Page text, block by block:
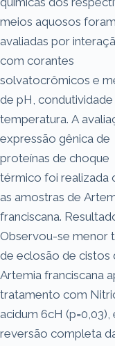
meios aquosos foram
avaliadas por
com corantes
solvatocrômicos e
de pH, condutividade
temperatura. A
expressão gênica de
proteínas de choque
térmico foi realizada
as amostras de
franciscana.
Observou-se menor
de eclosão de cistos
Artemia franciscana
tratamento com
acidum 6cH (p=0,03),
reversão completa